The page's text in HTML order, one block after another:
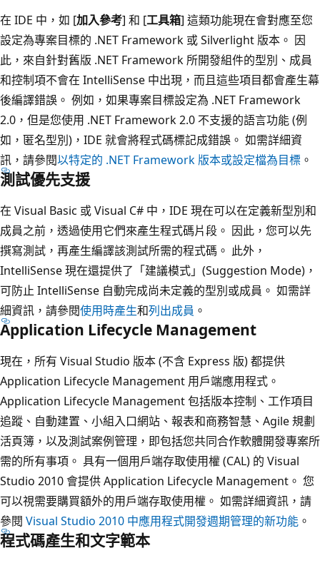
在 IDE 中，如 [加入參考] 和 [工具箱] 這類功能現在會對應至您
設定為專案目標的 .NET Framework 或 Silverlight 版本。 因
此，來自針對舊版 .NET Framework 所開發組件的型別、成員
和控制項不會在 IntelliSense 中出現，而且這些項目都會產生幕
後編譯錯誤。 例如，如果專案目標設定為 .NET Framework
2.0，但是您使用 .NET Framework 2.0 不支援的語言功能 (例
如，匿名型別)，IDE 就會將程式碼標記成錯誤。 如需詳細資
訊，請參閱以特定的 .NET Framework 版本或設定檔為目標 。
測試優先支援
在 Visual Basic 或 Visual C# 中，IDE 現在可以在定義新型別和
成員之前，透過使用它們來產生程式碼片段。 因此，您可以先
撰寫測試，再產生編譯該測試所需的程式碼。 此外，
IntelliSense 現在還提供了「建議模式」(Suggestion Mode)，
可防止 IntelliSense 自動完成尚未定義的型別或成員。 如需詳
細資訊，請參閱使用時產生和列出成員 。
Application Lifecycle Management
現在，所有 Visual Studio 版本 (不含 Express 版) 都提供
Application Lifecycle Management 用戶端應用程式。
Application Lifecycle Management 包括版本控制、工作項目
追蹤、自動建置、小組入口網站、報表和商務智慧、Agile 規劃
活頁簿，以及測試案例管理，即包括您共同合作軟體開發專案所
需的所有事項。 具有一個用戶端存取使用權 (CAL) 的 Visual
Studio 2010 會提供 Application Lifecycle Management。 您
可以視需要購買額外的用戶端存取使用權。 如需詳細資訊，請
參閱 Visual Studio 2010 中應用程式開發週期管理的新功能 。
程式碼產生和文字範本